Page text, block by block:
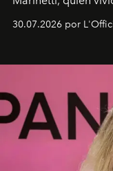
fusiona moda y
30.07.2026 por